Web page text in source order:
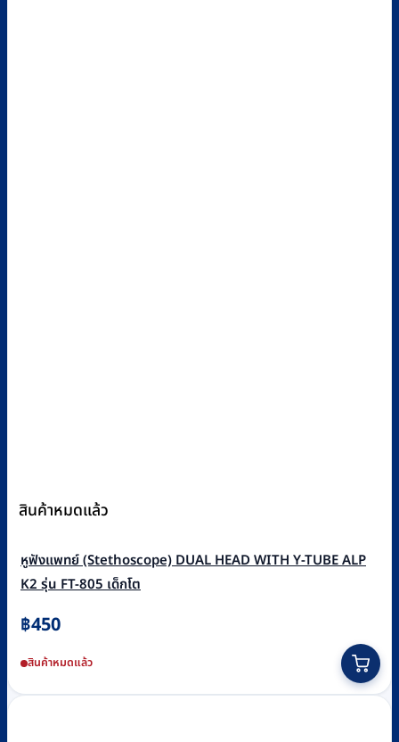
สินค้าหมดแล้ว
หูฟังแพทย์ (Stethoscope) DUAL HEAD WITH Y-TUBE ALP
K2 รุ่น FT-805 เด็กโต
฿450
สินค้าหมดแล้ว